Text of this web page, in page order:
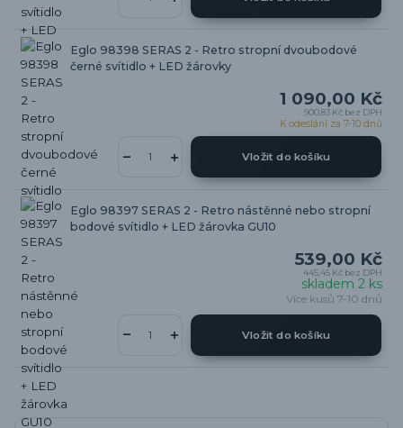
Eglo 98398 SERAS 2 - Retro stropní dvoubodové
černé svítidlo + LED žárovky
1 090,00 Kč
900,83 Kč bez DPH
K odeslání za 7-10 dnů
Vložit do košíku
Eglo 98397 SERAS 2 - Retro nástěnné nebo stropní
bodové svítidlo + LED žárovka GU10
539,00 Kč
445,45 Kč bez DPH
skladem 2 ks
Více kusů 7-10 dnů
Vložit do košíku